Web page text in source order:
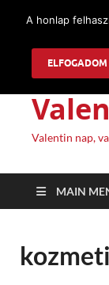
Valentin nap,
MAIN
A honlap
ELFOGADOM